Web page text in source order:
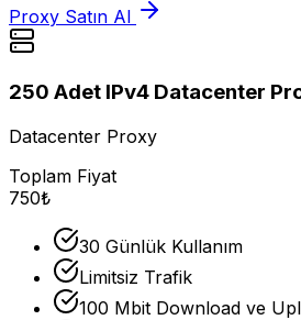
Proxy Satın Al
250 Adet IPv4 Datacenter
Datacenter Proxy
Toplam Fiyat
750₺
30 Günlük Kullanım
Limitsiz Trafik
100 Mbit Download ve